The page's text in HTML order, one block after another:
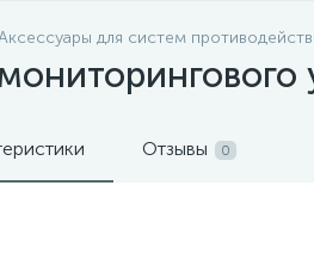
для систем
Отзывы 0